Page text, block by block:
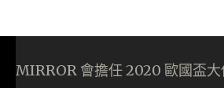
MIRROR 會擔任 2020 歐國盃